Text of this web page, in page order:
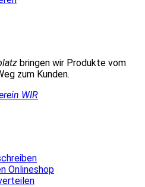
bringen wir Produkte vom
zum Kunden.
WIR
Onlineshop